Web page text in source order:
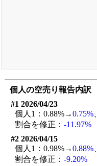
個人の空売り報告内訳
#1 2026/04/23
個人1：0.88%→0.75%
割合を修正：-11.97%
#2 2026/04/15
個人1：0.98%→0.88%
割合を修正：-9.20%